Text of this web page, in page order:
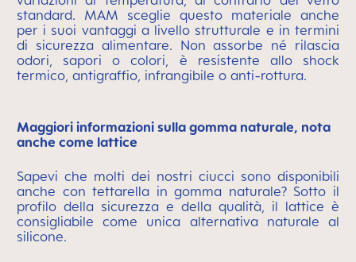
standard. MAM sceglie questo materiale anche
per i suoi vantaggi a livello strutturale e in termini
di sicurezza alimentare. Non assorbe né rilascia
odori, sapori o colori, è resistente allo shock
termico, antigraffio, infrangibile o anti-rottura.
Maggiori informazioni sulla gomma naturale, nota
anche come lattice
Sapevi che molti dei nostri ciucci sono disponibili
anche con tettarella in gomma naturale? Sotto il
profilo della sicurezza e della qualità, il lattice è
consigliabile come unica alternativa naturale al
silicone.